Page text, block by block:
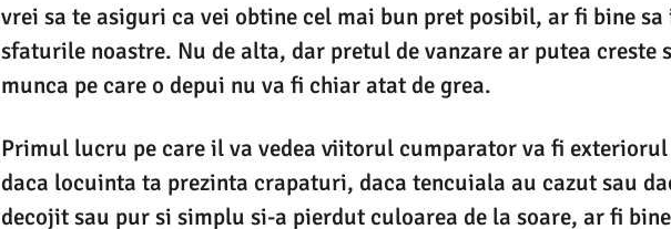
vrei sa te asiguri ca vei obtine cel mai bun pret posibil, ar fi bine
sfaturile noastre. Nu de alta, dar pretul de vanzare ar putea creste
munca pe care o depui nu va fi chiar atat de grea.
Primul lucru pe care il va vedea viitorul cumparator va fi
daca locuinta ta prezinta crapaturi, daca tencuiala au cazut sau
decojit sau pur si simplu si-a pierdut culoarea de la soare, ar fi